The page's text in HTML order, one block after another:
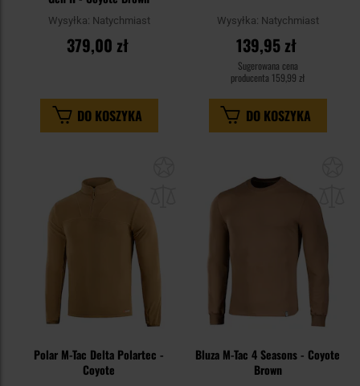
Wysyłka: Natychmiast
379,00 zł
DO KOSZYKA
Wysyłka: Natychmiast
139,95 zł
Sugerowana cena
producenta 159,99 zł
DO KOSZYKA
schowka
Polar M-Tac Delta Polartec -
Coyote
Bluza M-Tac 4 Seasons - Coyote
Brown